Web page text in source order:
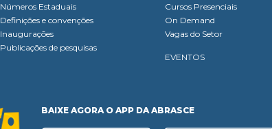
Números Estaduais
Definições e convenções
Inaugurações
Publicações de pesquisas
Cursos Presenciais
On Demand
Vagas do Setor
EVENTOS
BAIXE AGORA O APP DA ABRASCE